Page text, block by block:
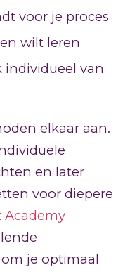
voor je proces
wilt leren
individueel van
elkaar aan.
en later
voor diepere
Academy
je optimaal